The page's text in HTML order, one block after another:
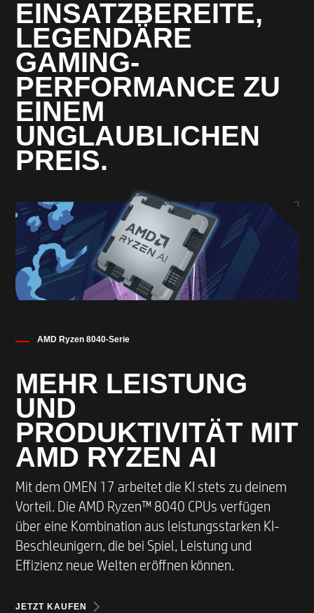
EINSATZBEREITE,
LEGENDÄRE
GAMING-
PERFORMANCE ZU
EINEM
UNGLAUBLICHEN
PREIS.
AMD Ryzen 8040-Serie
MEHR LEISTUNG
UND
PRODUKTIVITÄT MIT
AMD RYZEN AI​
Mit dem OMEN 17 arbeitet die KI stets zu deinem
Vorteil. Die AMD Ryzen™ 8040 CPUs verfügen
über eine Kombination aus leistungsstarken KI-
Beschleunigern, die bei Spiel, Leistung und
Effizienz neue Welten eröffnen können.
JETZT KAUFEN